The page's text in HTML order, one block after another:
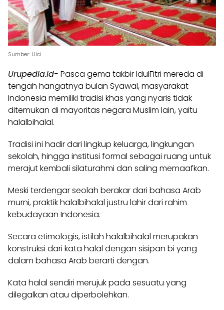
Sumber: Uici
Urupedia.id- Pasca gema takbir IdulFitri mereda di
tengah hangatnya bulan Syawal, masyarakat
Indonesia memiliki tradisi khas yang nyaris tidak
ditemukan di mayoritas negara Muslim lain, yaitu
halalbihalal.
Tradisi ini hadir dari lingkup keluarga, lingkungan
sekolah, hingga institusi formal sebagai ruang untuk
merajut kembali silaturahmi dan saling memaafkan.
Meski terdengar seolah berakar dari bahasa Arab
murni, praktik halalbihalal justru lahir dari rahim
kebudayaan Indonesia.
Secara etimologis, istilah halalbihalal merupakan
konstruksi dari kata halal dengan sisipan bi yang
dalam bahasa Arab berarti dengan.
Kata halal sendiri merujuk pada sesuatu yang
dilegalkan atau diperbolehkan.